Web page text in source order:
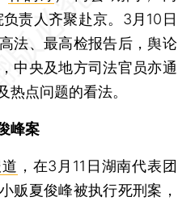
责人齐聚赴京。3月10日
法、最高检报告后，舆论
中央及地方司法官员亦通
热点问题的看法。
峰案
，在3月11日湖南代表团
贩夏俊峰被执行死刑案，